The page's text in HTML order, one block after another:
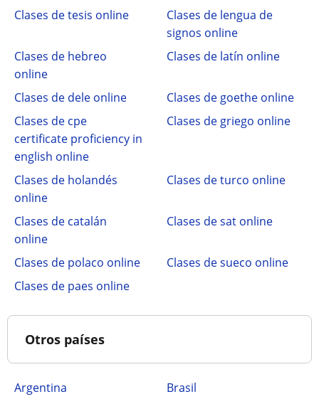
Clases de tesis online
Clases de lengua de
signos online
Clases de hebreo
online
Clases de latín online
Clases de dele online
Clases de goethe online
Clases de cpe
certificate proficiency in
english online
Clases de griego online
Clases de holandés
online
Clases de turco online
Clases de catalán
online
Clases de sat online
Clases de polaco online
Clases de sueco online
Clases de paes online
Otros países
Argentina
Brasil